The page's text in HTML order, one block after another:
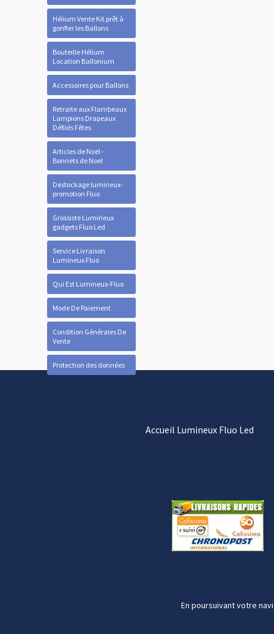
Hélium Vente Kit prêt à
gonfler les Ballons
Bouteille Hélium
Location Ballonium
Accessoires pour Ballons
Retraite aux Flambeaux
Lampions Drapeaux
Défilés Fêtes
Articles de Noël -
Bonnets de Noel
Destockage lumineux-
promotion Fluo
Grossiste Lumineux
gadgets Fluo Led
Service Livraison
Lumineux Fluo
Qui Est Lumineux-Fluo
Mode De Paiement
Condition Générales De
Vente
Protection des données
Accueil Lumineux Fluo Led
En poursuivant votre